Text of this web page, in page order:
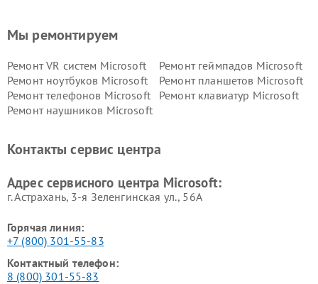
Мы ремонтируем
Ремонт VR систем Microsoft
Ремонт геймпадов Microsoft
Ремонт ноутбуков Microsoft
Ремонт планшетов Microsoft
Ремонт телефонов Microsoft
Ремонт клавиатур Microsoft
Ремонт наушников Microsoft
Контакты сервис центра
Адрес сервисного центра Microsoft:
г. Астрахань, 3-я Зеленгинская ул., 56А
Горячая линия:
+7 (800) 301-55-83
Контактный телефон:
8 (800) 301-55-83